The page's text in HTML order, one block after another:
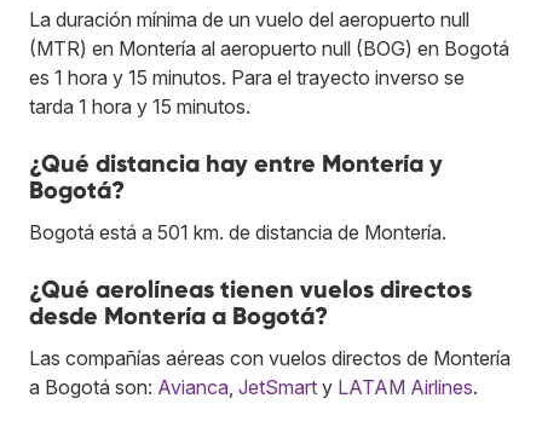
La duración mínima de un vuelo del aeropuerto null
(MTR) en Montería al aeropuerto null (BOG) en Bogotá
es 1 hora y 15 minutos. Para el trayecto inverso se
tarda 1 hora y 15 minutos.
¿Qué distancia hay entre Montería y
Bogotá?
Bogotá está a 501 km. de distancia de Montería.
¿Qué aerolíneas tienen vuelos directos
desde Montería a Bogotá?
Las compañías aéreas con vuelos directos de Montería
a Bogotá son: Avianca JetSmart y LATAM Airlines.